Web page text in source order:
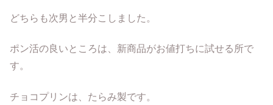
どちらも次男と半分こしました。
ポン活の良いところは、新商品がお値打ちに試せる所で
す。
チョコプリンは、たらみ製です。